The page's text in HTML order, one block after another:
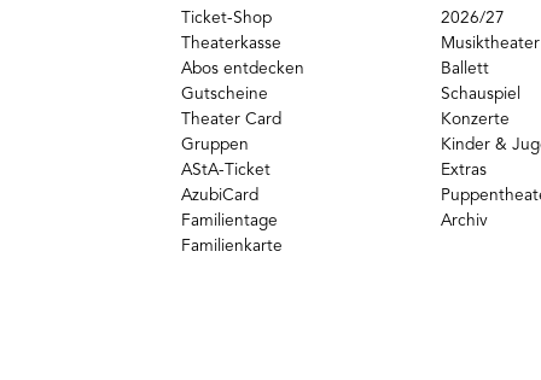
Ticket-Shop
Theaterkasse
Abos entdecken
Gutscheine
Theater Card
Gruppen
AStA-Ticket
AzubiCard
Familientage
Familienkarte
2026/27
Musiktheater
Ballett
Schauspiel
Konzerte
Kinder &
Extras
Archiv